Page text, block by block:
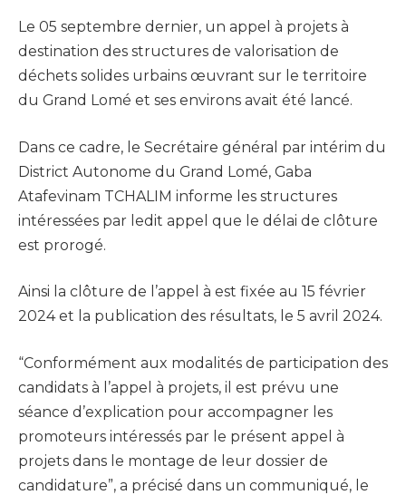
Le 05 septembre dernier, un appel à projets à
destination des structures de valorisation de
déchets solides urbains œuvrant sur le territoire
du Grand Lomé et ses environs avait été lancé.
Dans ce cadre, le Secrétaire général par intérim du
District Autonome du Grand Lomé, Gaba
Atafevinam TCHALIM informe les structures
intéressées par ledit appel que le délai de clôture
est prorogé.
Ainsi la clôture de l’appel à est fixée au 15 février
2024 et la publication des résultats, le 5 avril 2024.
“Conformément aux modalités de participation des
candidats à l’appel à projets, il est prévu une
séance d’explication pour accompagner les
promoteurs intéressés par le présent appel à
projets dans le montage de leur dossier de
candidature”, a précisé dans un communiqué, le